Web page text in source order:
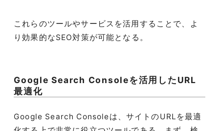
これらのツールやサービスを活用することで、よ
り効果的なSEO対策が可能となる。
Google Search Consoleを活用したURL
最適化
Google Search Consoleは、サイトのURLを最適